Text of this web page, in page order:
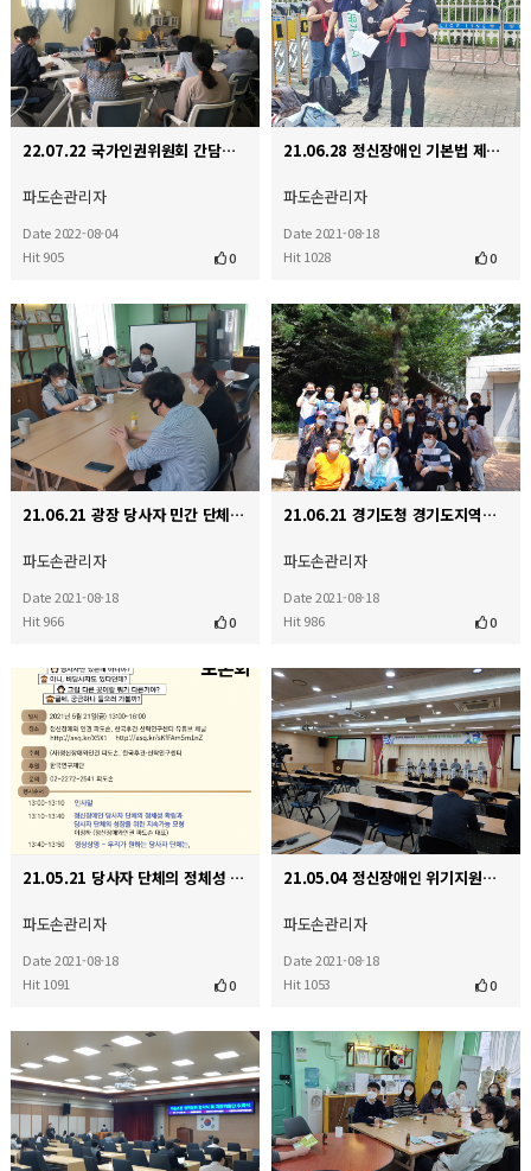
22.07.22 국가인권위원회 간담회
파도손관리자
Date 2022-08-04
Hit 905
0
21.06.28 정신장애인 기본법 제정을 위한 투쟁선포 기자회견
파도손관리자
Date 2021-08-18
Hit 1028
0
21.06.21 광장 당사자 민간 단체 방문 회의
파도손관리자
Date 2021-08-18
Hit 966
0
21.06.21 경기도청 경기도지역전환시설 당사자 근무 관련 처우 개선
파도손관리자
Date 2021-08-18
Hit 986
0
21.05.21 당사자 단체의 정체성 확립을 위한 토론회
파도손관리자
Date 2021-08-18
Hit 1091
0
21.05.04 정신장애인 위기지원을 위한 대안적 접근법 모색
파도손관리자
Date 2021-08-18
Hit 1053
0